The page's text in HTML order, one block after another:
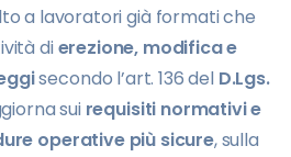
a lavoratori già formati che
dierezione, modifica e
secondo l’art. 136 del D.Lgs.
sui requisiti normativi e
operative più sicure, sulla